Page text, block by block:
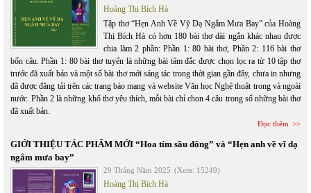
Hoàng Thị Bích Hà
Tập thơ “Hẹn Anh Về Vỹ Dạ Ngắm Mưa Bay” của Hoàng
Thị Bích Hà có hơn 180 bài thơ dài ngắn khác nhau được
chia làm 2 phần: Phần 1: 80 bài thơ, Phần 2: 116 bài thơ
bốn câu. Phần 1: 80 bài thơ tuyển là những bài tâm đắc được chọn lọc ra từ 10 tập thơ
trước đã xuất bản và một số bài thơ mới sáng tác trong thời gian gần đây, chưa in nhưng
đã được đăng tải trên các trang báo mạng và website Văn học Nghệ thuật trong và ngoài
nước. Phần 2 là những khổ thơ yêu thích, mỗi bài chỉ chon 4 câu trong số những bài thơ
đã xuất bản.
Đọc thêm
GIỚI THIỆU TÁC PHẨM MỚI “Hoa tím sầu đông” và “Hẹn anh về vĩ dạ
ngắm mưa bay”
29 Tháng Năm 2025 (Xem: 15249)
Hoàng Thị Bích Hà